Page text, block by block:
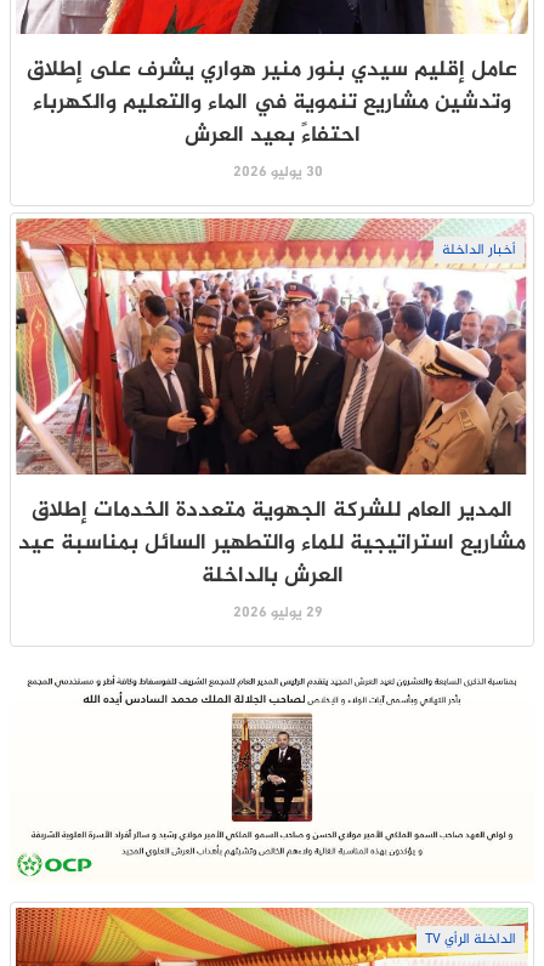
عامل إقليم سيدي بنور منير هواري يشرف على إطلاق
وتدشين مشاريع تنموية في الماء والتعليم والكهرباء
احتفاءً بعيد العرش
30 يوليو 2026
أخبار الداخلة
المدير العام للشركة الجهوية متعددة الخدمات إطلاق
مشاريع استراتيجية للماء والتطهير السائل بمناسبة عيد
العرش بالداخلة
29 يوليو 2026
الداخلة الرأي TV